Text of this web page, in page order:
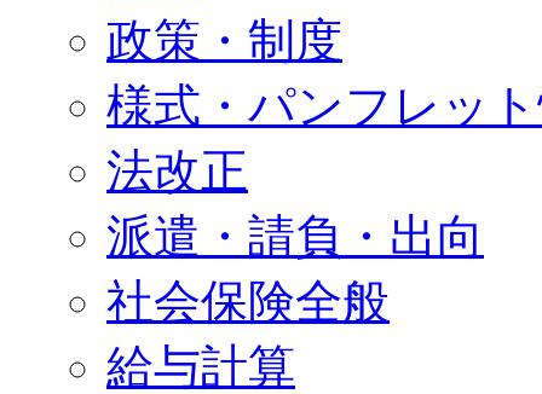
政策・制度
様式・パンフレッ
法改正
派遣・請負・出向
社会保険全般
給与計算